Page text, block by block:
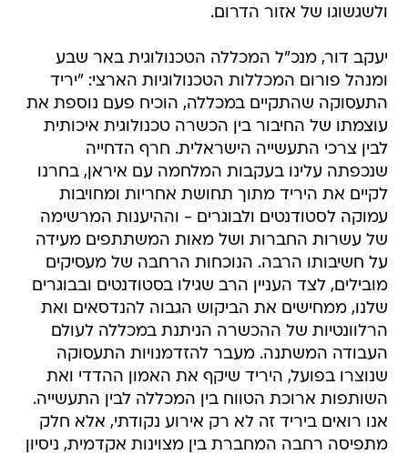
ולשגשוגו של אזור הדרום.
יעקב דור, מנכ"ל המכללה הטכנולוגית באר שבע
ומנהל פורום המכללות הטכנולוגיות הארצי: "יריד
התעסוקה שהתקיים במכללה, הוכיח פעם נוספת את
עוצמתו של החיבור בין הכשרה טכנולוגית איכותית
לבין צרכי התעשייה הישראלית. חרף הדחייה
שנכפתה עלינו בעקבות המלחמה עם איראן, בחרנו
לקיים את היריד מתוך תחושת אחריות ומחויבות
עמוקה לסטודנטים ולבוגרים - וההיענות המרשימה
של עשרות החברות ושל מאות המשתתפים מעידה
על חשיבותו הרבה. הנוכחות הרחבה של מעסיקים
מובילים, לצד העניין הרב שגילו בסטודנטים ובבוגרים
שלנו, ממחישים את הביקוש הגבוה להנדסאים ואת
הרלוונטיות של ההכשרה הניתנת במכללה לעולם
העבודה המשתנה. מעבר להזדמנויות התעסוקה
שנוצרו בפועל, היריד שיקף את האמון ההדדי ואת
השותפות ארוכת הטווח בין המכללה לבין התעשייה.
אנו רואים ביריד זה לא רק אירוע נקודתי, אלא חלק
מתפיסה רחבה המחברת בין מצוינות אקדמית, ניסיון